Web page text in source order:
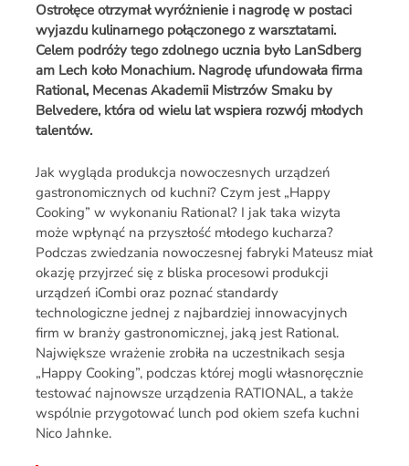
Ostrołęce otrzymał wyróżnienie i nagrodę w postaci
wyjazdu kulinarnego połączonego z warsztatami.
Celem podróży tego zdolnego ucznia było LanSdberg
am Lech koło Monachium. Nagrodę ufundowała firma
Rational, Mecenas Akademii Mistrzów Smaku by
Belvedere, która od wielu lat wspiera rozwój młodych
talentów.
Jak wygląda produkcja nowoczesnych urządzeń
gastronomicznych od kuchni? Czym jest „Happy
Cooking” w wykonaniu Rational? I jak taka wizyta
może wpłynąć na przyszłość młodego kucharza?
Podczas zwiedzania nowoczesnej fabryki Mateusz miał
okazję przyjrzeć się z bliska procesowi produkcji
urządzeń iCombi oraz poznać standardy
technologiczne jednej z najbardziej innowacyjnych
firm w branży gastronomicznej, jaką jest Rational.
Największe wrażenie zrobiła na uczestnikach sesja
„Happy Cooking”, podczas której mogli własnoręcznie
testować najnowsze urządzenia RATIONAL, a także
wspólnie przygotować lunch pod okiem szefa kuchni
Nico Jahnke.